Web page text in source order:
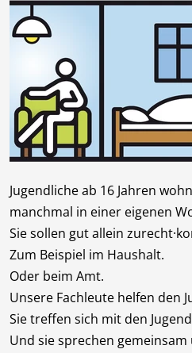
Jugendliche ab 16 Jahren
manchmal in einer eigenen
Sie sollen gut allein
Zum Beispiel im Haushalt.
Oder beim Amt.
Unsere Fachleute helfen den
Sie treffen sich mit den
Und sie sprechen